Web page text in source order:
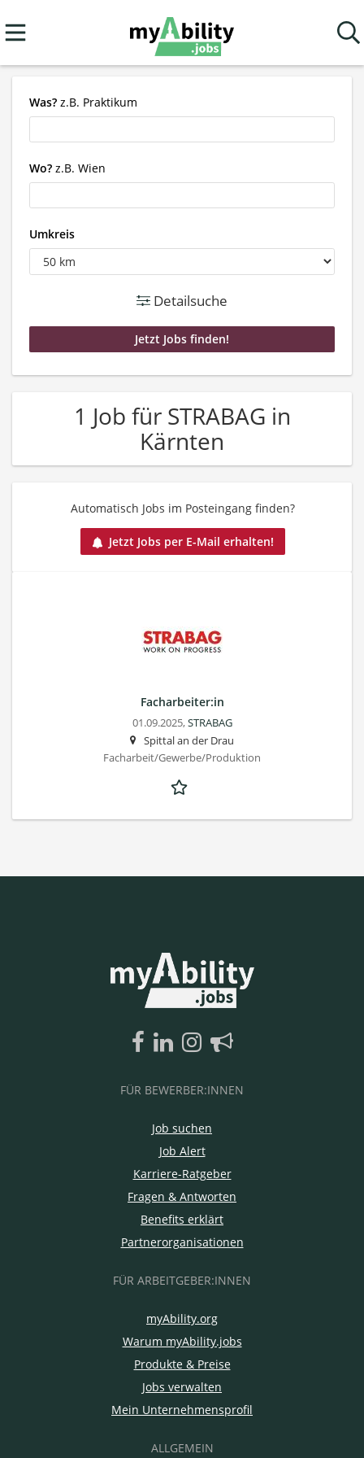
Was? z.B. Praktikum
Wo? z.B. Wien
Umkreis
Detailsuche
1 Job für STRABAG in
Kärnten
Automatisch Jobs im Posteingang finden?
Jetzt Jobs per E-Mail erhalten!
Facharbeiter:in
01.09.2025,STRABAG
Spittal an der Drau
Facharbeit/Gewerbe/Produktion
FÜR BEWERBER:INNEN
Job suchen
Job Alert
Karriere-Ratgeber
Fragen & Antworten
Benefits erklärt
Partnerorganisationen
FÜR ARBEITGEBER:INNEN
myAbility.org
Warum myAbility.jobs
Produkte & Preise
Jobs verwalten
Mein Unternehmensprofil
ALLGEMEIN